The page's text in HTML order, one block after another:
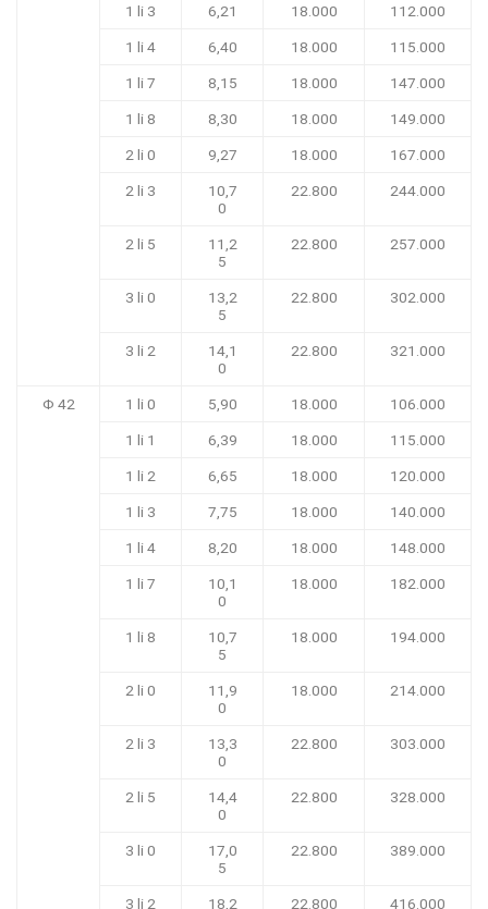
1 li 3 6,21 18.000 112.000
1 li 4 6,40 18.000 115.000
1 li 7 8,15 18.000 147.000
1 li 8 8,30 18.000 149.000
2 li 0 9,27 18.000 167.000
2 li 3
10,7
0
22.800 244.000
2 li 5
11,2
5
22.800 257.000
3 li 0
13,2
5
22.800 302.000
3 li 2
14,1
0
22.800 321.000
Φ 42 1 li 0 5,90 18.000 106.000
1 li 1 6,39 18.000 115.000
1 li 2 6,65 18.000 120.000
1 li 3 7,75 18.000 140.000
1 li 4 8,20 18.000 148.000
1 li 7
10,1
0
18.000 182.000
1 li 8
10,7
5
18.000 194.000
2 li 0
11,9
0
18.000 214.000
2 li 3
13,3
0
22.800 303.000
2 li 5
14,4
0
22.800 328.000
3 li 0
17,0
5
22.800 389.000
3 li 2 18,2 22.800 416.000